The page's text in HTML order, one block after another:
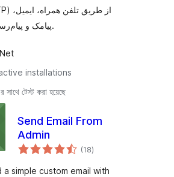
پیامک و پیام‌رسان بله است.
installations
টেস্ট করা হয়েছে
Send Email From
Admin
(18total
ratings
)
a simple custom email with